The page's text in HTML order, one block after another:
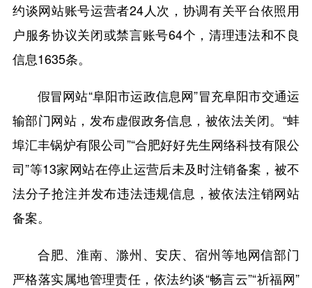
约谈网站账号运营者24人次，协调有关平台依照用
户服务协议关闭或禁言账号64个，清理违法和不良
信息1635条。
假冒网站“阜阳市运政信息网”冒充阜阳市交通运
输部门网站，发布虚假政务信息，被依法关闭。“蚌
埠汇丰锅炉有限公司”“合肥好好先生网络科技有限公
司”等13家网站在停止运营后未及时注销备案，被不
法分子抢注并发布违法违规信息，被依法注销网站
备案。
合肥、淮南、滁州、安庆、宿州等地网信部门
严格落实属地管理责任，依法约谈“畅言云”“祈福网”